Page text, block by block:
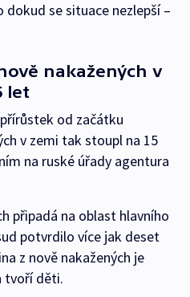
dokud se situace nezlepší –
nakažených v
let
od začátku
v zemi tak stoupl na 15
na ruské úřady agentura
připadá na oblast hlavního
potvrdilo více jak deset
z nově nakažených je
tvoří děti.